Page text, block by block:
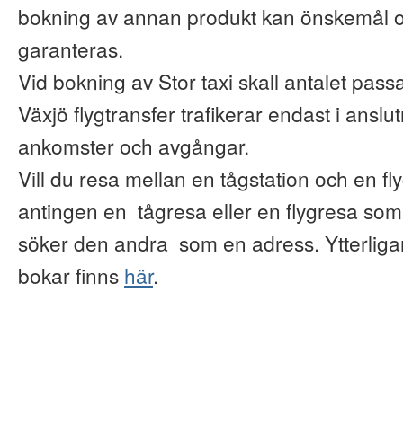
bokning av annan produkt kan önskemål
garanteras.
Vid bokning av Stor taxi skall antalet
Växjö flygtransfer trafikerar endast i
ankomster och avgångar.
Vill du resa mellan en tågstation och en
antingen en tågresa eller en flygresa
söker den andra som en adress.
bokar finns här.